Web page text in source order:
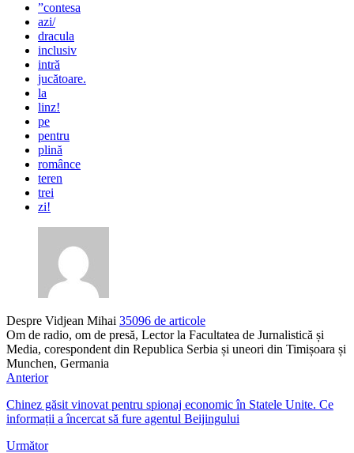
”contesa
azi/
dracula
inclusiv
intră
jucătoare.
la
linz!
pe
pentru
plină
românce
teren
trei
zi!
Despre Vidjean Mihai 35096 de articole
Om de radio, om de presă, Lector la Facultatea de Jurnalistică și
Media, corespondent din Republica Serbia și uneori din Timișoara și
Munchen, Germania
Anterior
Chinez găsit vinovat pentru spionaj economic în Statele Unite. Ce
informații a încercat să fure agentul Beijingului
Următor